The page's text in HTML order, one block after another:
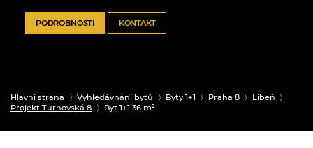
Hlavní strana Vyhledávnání bytů Byty 1+1 Praha 8
Libeň
Projekt Turnovská 8
Byt 1+1 36 m²
PODROBNOSTI KONTAKT